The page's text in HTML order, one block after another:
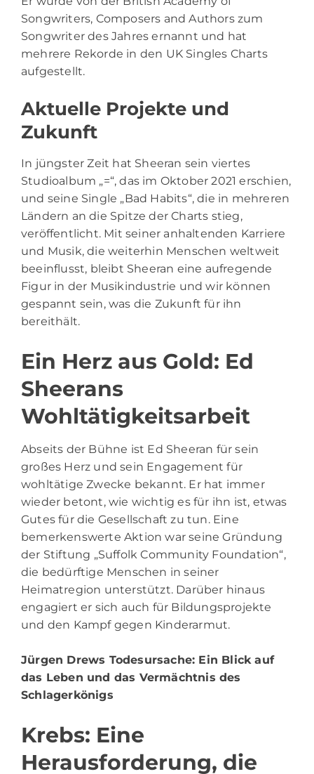
Songwriters, Composers and Authors zum
Songwriter des Jahres ernannt und hat
mehrere Rekorde in den UK Singles Charts
aufgestellt.
Aktuelle Projekte und
Zukunft
In jüngster Zeit hat Sheeran sein viertes
Studioalbum „=“, das im Oktober 2021 erschien,
und seine Single „Bad Habits“, die in mehreren
Ländern an die Spitze der Charts stieg,
veröffentlicht. Mit seiner anhaltenden Karriere
und Musik, die weiterhin Menschen weltweit
beeinflusst, bleibt Sheeran eine aufregende
Figur in der Musikindustrie und wir können
gespannt sein, was die Zukunft für ihn
bereithält.
Ein Herz aus Gold: Ed
Sheerans
Wohltätigkeitsarbeit
Abseits der Bühne ist Ed Sheeran für sein
großes Herz und sein Engagement für
wohltätige Zwecke bekannt. Er hat immer
wieder betont, wie wichtig es für ihn ist, etwas
Gutes für die Gesellschaft zu tun. Eine
bemerkenswerte Aktion war seine Gründung
der Stiftung „Suffolk Community Foundation“,
die bedürftige Menschen in seiner
Heimatregion unterstützt. Darüber hinaus
engagiert er sich auch für Bildungsprojekte
und den Kampf gegen Kinderarmut.
Jürgen Drews Todesursache: Ein Blick auf
das Leben und das Vermächtnis des
Schlagerkönigs
Krebs: Eine
Herausforderung, die